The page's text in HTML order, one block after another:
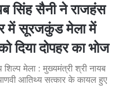
सिंह सैनी ने राजहंस
में सूरजकुंड मेला में
दिया दोपहर का भोज
मेला : मुख्यमंत्री श्री नायब
आतिथ्य सत्कार के कायल हुए